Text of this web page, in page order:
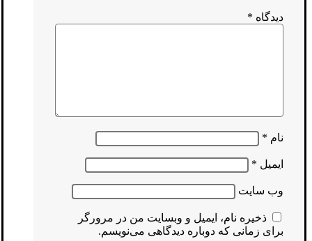
دیدگاه *
نام *
ایمیل *
وب‌ سایت
ذخیره نام، ایمیل و وبسایت من در مرورگر
برای زمانی که دوباره دیدگاهی می‌نویسم.